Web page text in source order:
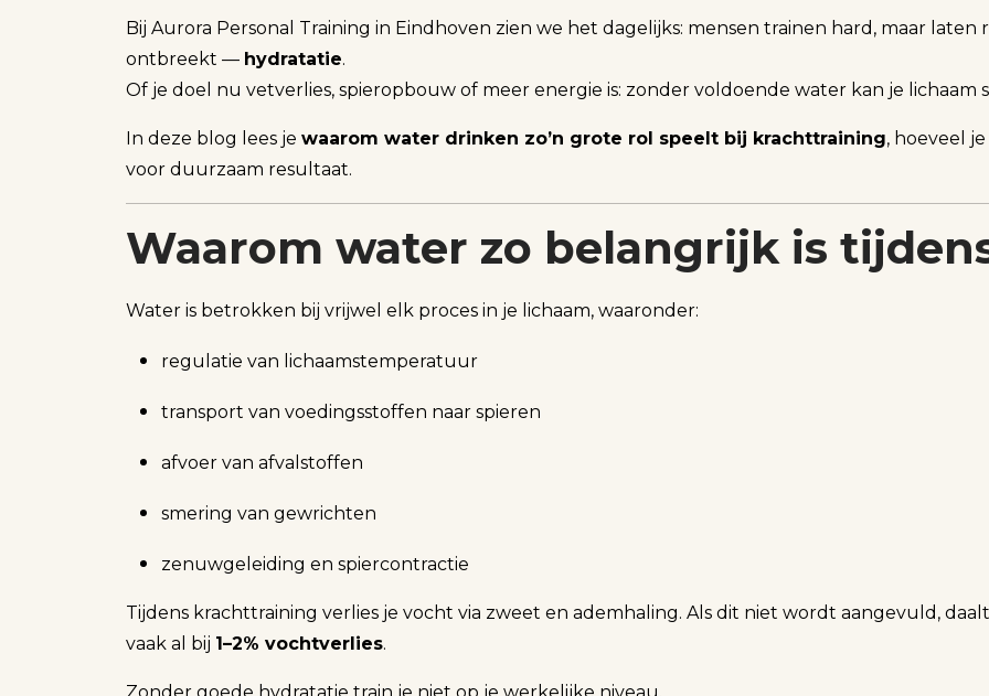
Bij Aurora Personal Training in Eindhoven zien we het dagelijks: mensen trainen hard, maar
ontbreekt — hydratatie.
Of je doel nu vetverlies, spieropbouw of meer energie is: zonder voldoende water kan je lichaam
In deze blog lees je waarom water drinken zo’n grote rol speelt bij krachttraining, hoeveel
voor duurzaam resultaat.
Waarom water zo belangrijk is
Water is betrokken bij vrijwel elk proces in je lichaam, waaronder:
regulatie van lichaamstemperatuur
transport van voedingsstoffen naar spieren
afvoer van afvalstoffen
smering van gewrichten
zenuwgeleiding en spiercontractie
Tijdens krachttraining verlies je vocht via zweet en ademhaling. Als dit niet wordt aangevuld,
vaak al bij 1–2% vochtverlies.